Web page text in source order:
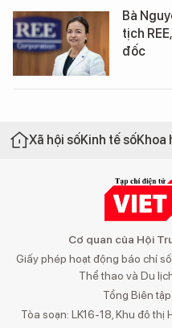
Bà
tịch
đốc
Xã hội sốKinh tế sốKhoa
Cơ quan của Hội
Giấy phép hoạt động báo chí
Thể thao và Du
Tổng Biên tập:
Tòa soạn: LK16-18, Khu đô thị